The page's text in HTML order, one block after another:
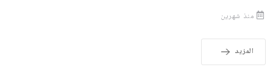
منذ شهرين
المزيد